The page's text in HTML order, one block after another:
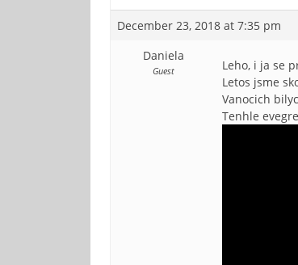
December 23, 2018 at 7:35 pm
Daniela
Guest
Leho, i ja se
Letos jsme
Vanocich
Tenhle